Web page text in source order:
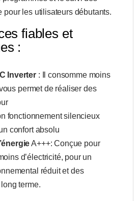
pour les utilisateurs débutants.
fiables et
:
Inverter : Il consomme moins
permet de réaliser des
fonctionnement silencieux
confort absolu
A+++: Conçue pour
d’électricité, pour un
réduit et des
terme.